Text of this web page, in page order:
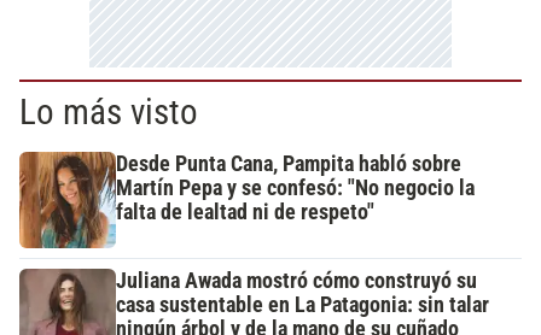
Lo más visto
Desde Punta Cana, Pampita habló sobre
Martín Pepa y se confesó: "No negocio la
falta de lealtad ni de respeto"
Juliana Awada mostró cómo construyó su
casa sustentable en La Patagonia: sin talar
ningún árbol y de la mano de su cuñado